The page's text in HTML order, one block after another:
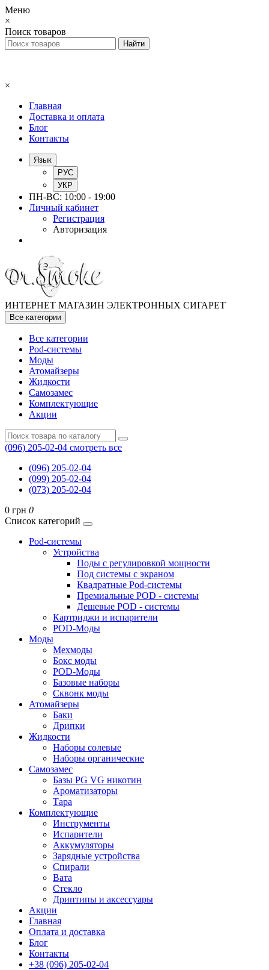
Меню
×
Поиск товаров
×
Главная
Доставка и оплата
Блог
Контакты
Язык
РУС
УКР
ПН-ВС: 10:00 - 19:00
Личный кабинет
Регистрация
Авторизация
ИНТЕРНЕТ МАГАЗИН ЭЛЕКТРОННЫХ СИГАРЕТ
Все категории
Все категории
Pod-системы
Моды
Атомайзеры
Жидкости
Самозамес
Комплектующие
Акции
(096) 205-02-04 смотреть все
(096) 205-02-04
(099) 205-02-04
(073) 205-02-04
0 грн 0
Список категорий
Pod-системы
Устройства
Поды с регулировкой мощности
Под системы с экраном
Квадратные Pod-системы
Премиальные POD - системы
Дешевые POD - системы
Картриджи и испарители
POD-Моды
Моды
Мехмоды
Бокс моды
POD-Моды
Базовые наборы
Сквонк моды
Атомайзеры
Баки
Дрипки
Жидкости
Наборы солевые
Наборы органические
Самозамес
Базы PG VG никотин
Ароматизаторы
Тара
Комплектующие
Инструменты
Испарители
Аккумуляторы
Зарядные устройства
Спирали
Вата
Стекло
Дриптипы и аксессуары
Акции
Главная
Оплата и доставка
Блог
Контакты
+38 (096) 205-02-04